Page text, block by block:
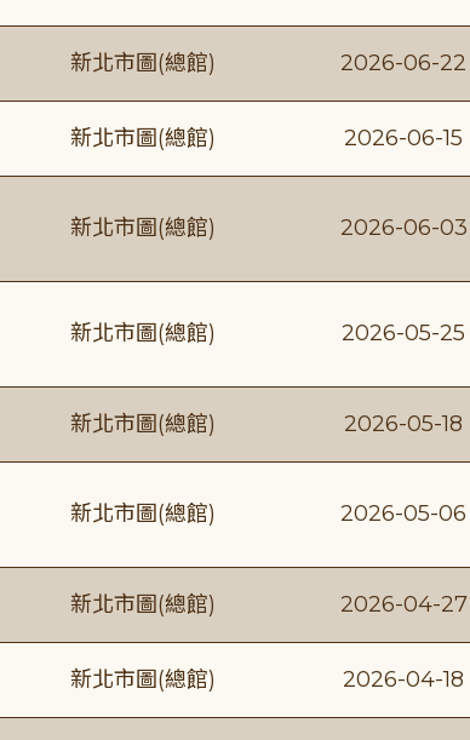
新北市圖(總館) 2026-06-22
新北市圖(總館) 2026-06-15
新北市圖(總館) 2026-06-03
新北市圖(總館) 2026-05-25
新北市圖(總館) 2026-05-18
新北市圖(總館) 2026-05-06
新北市圖(總館) 2026-04-27
新北市圖(總館) 2026-04-18